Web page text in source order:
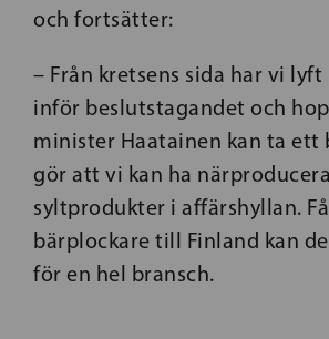
och fortsätter:
– Från kretsens sida har vi
inför beslutstagandet och
minister Haatainen kan ta ett
gör att vi kan ha
syltprodukter i affärshyllan.
bärplockare till Finland kan
för en hel bransch.